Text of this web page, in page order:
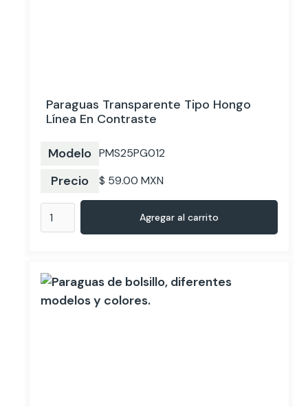
Paraguas Transparente Tipo Hongo
Línea En Contraste
Modelo PMS25PG012
Precio $ 59.00 MXN